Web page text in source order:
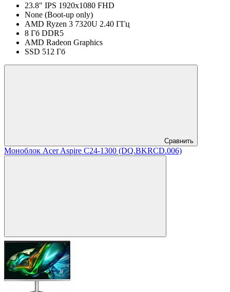
23.8" IPS 1920x1080 FHD
None (Boot-up only)
AMD Ryzen 3 7320U 2.40 ГГц
8 Гб DDR5
AMD Radeon Graphics
SSD 512 Гб
Сравнить
Моноблок Acer Aspire C24-1300 (DQ.BKRCD.006)